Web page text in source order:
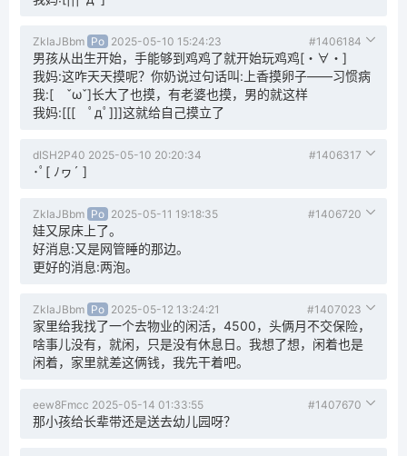
ZkIaJBbm Po 2025-05-10 15:24:23 #1406184
男孩从出生开始，手能够到鸡鸡了就开始玩鸡鸡[・∀・]
我妈:这咋天天摸呢？你奶说过句话叫:上香摸卵子——习惯病
我:[ ˇωˇ]长大了也摸，有老婆也摸，男的就这样
我妈:[[[ ﾟдﾟ]]]这就给自己摸立了
dISH2P40 2025-05-10 20:20:34 #1406317
･ﾟ[ ﾉヮ´ ]
ZkIaJBbm Po 2025-05-11 19:18:35 #1406720
娃又尿床上了。
好消息:又是网管睡的那边。
更好的消息:两泡。
ZkIaJBbm Po 2025-05-12 13:24:21 #1407023
家里给我找了一个去物业的闲活，4500，头俩月不交保险，
啥事儿没有，就闲，只是没有休息日。我想了想，闲着也是
闲着，家里就差这俩钱，我先干着吧。
eew8Fmcc 2025-05-14 01:33:55 #1407670
那小孩给长辈带还是送去幼儿园呀？